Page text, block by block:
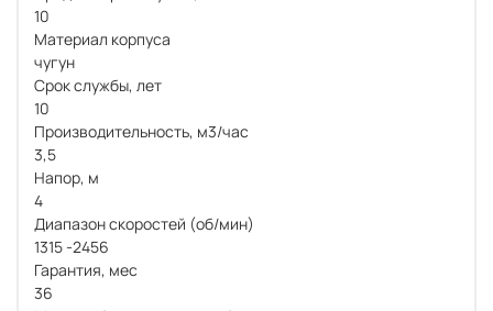
10
Материал корпуса
чугун
Срок службы, лет
10
Производительность, м3/час
3,5
Напор, м
4
Диапазон скоростей (об/мин)
1315 -2456
Гарантия, мес
36